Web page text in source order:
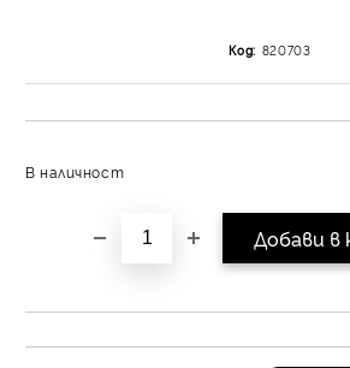
Код: 820703
В наличност